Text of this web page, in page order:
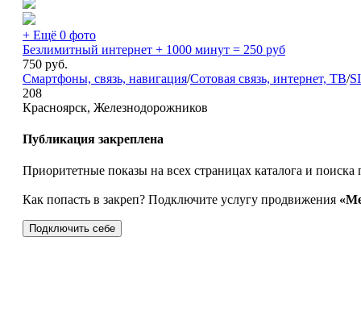
+ Ещё 0 фото
Безлимитный интернет + 1000 минут = 250 руб
750 руб.
Смартфоны, связь, навигация/Сотовая связь, интернет, ТВ/
208
Красноярск, Железнодорожников
Публикация закреплена
Приоритетные показы на всех страницах каталога и
Как попасть в закреп? Подключите услугу продвижения
Подключить себе